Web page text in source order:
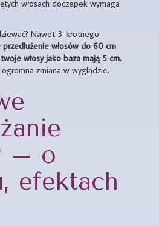
włosach doczepek wymaga
Nawet 3-krotnego
przedłużenie włosów do 60 cm
włosy jako baza mają 5 cm.
zmiana w wyglądzie.
– o
efektach